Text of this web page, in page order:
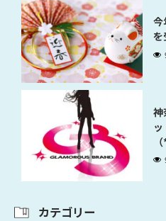
今
を
神
カテゴリー